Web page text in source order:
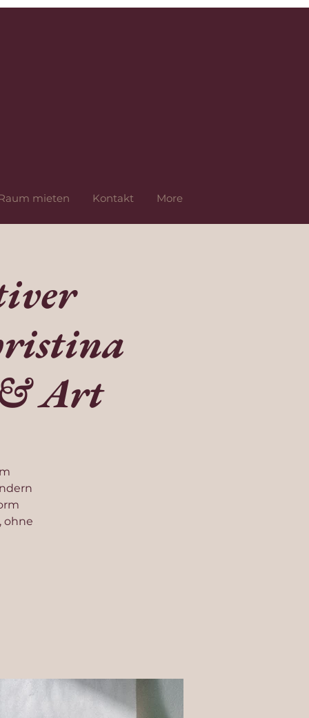
mieten Kontakt More
Art
ohne